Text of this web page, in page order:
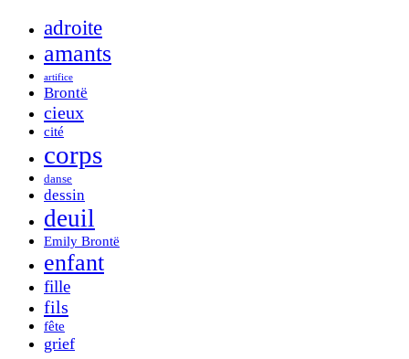
adroite
amants
artifice
Brontë
cieux
cité
corps
danse
dessin
deuil
Emily Brontë
enfant
fille
fils
fête
grief